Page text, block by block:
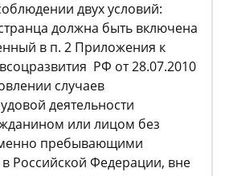
двух условий:
должна быть включена
в п. 2 Приложения к
РФ от 28.07.2010
случаев
деятельности
или лицом без
пребывающими
Российской Федерации, вне